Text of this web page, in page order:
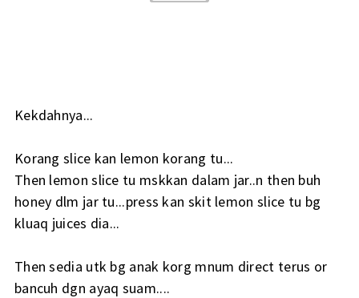
Kekdahnya...
Korang slice kan lemon korang tu...
Then lemon slice tu mskkan dalam jar..n then buh
honey dlm jar tu...press kan skit lemon slice tu bg
kluaq juices dia...
Then sedia utk bg anak korg mnum direct terus or
bancuh dgn ayaq suam....